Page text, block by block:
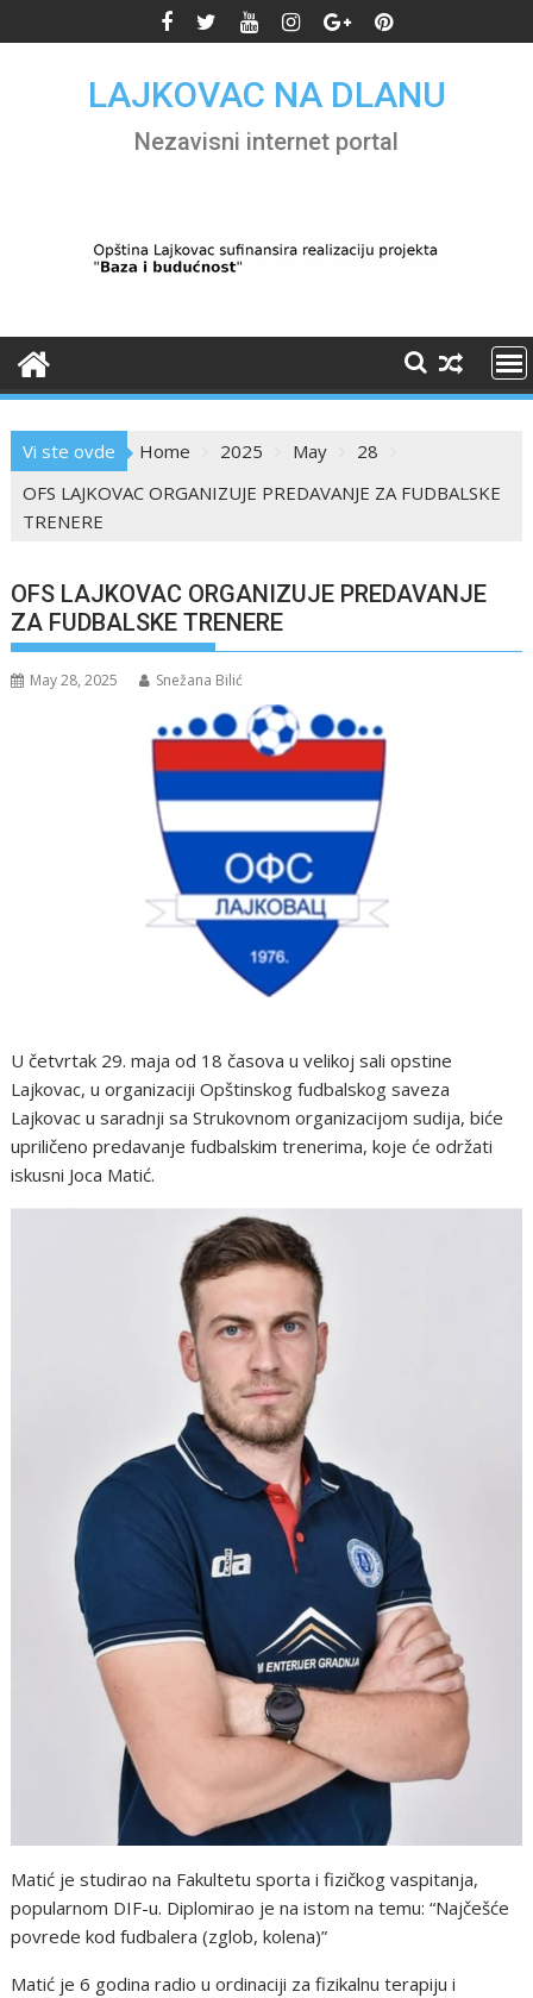
to
LAJKOVAC NA DLANU
Nezavisni internet portal
Vi ste ovde Home 2025 May
28
OFS LAJKOVAC ORGANIZUJE PREDAVANJE ZA FUDBALSKE
TRENERE
OFS LAJKOVAC ORGANIZUJE PREDAVANJE
ZA FUDBALSKE TRENERE
May 28, 2025 Snežana Bilić
U četvrtak 29. maja od 18 časova u velikoj sali opstine
Lajkovac, u organizaciji Opštinskog fudbalskog saveza
Lajkovac u saradnji sa Strukovnom organizacijom sudija, biće
upriličeno predavanje fudbalskim trenerima, koje će održati
iskusni Joca Matić.
Matić je studirao na Fakultetu sporta i fizičkog vaspitanja,
popularnom DIF-u. Diplomirao je na istom na temu: “Najčešće
povrede kod fudbalera (zglob, kolena)”
Matić je 6 godina radio u ordinaciji za fizikalnu terapiju i